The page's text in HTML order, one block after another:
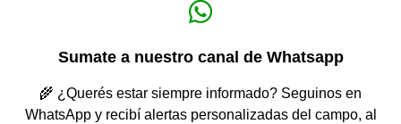
Sumate a nuestro canal de Whatsapp
🌾 ¿Querés estar siempre informado? Seguinos en
WhatsApp y recibí alertas personalizadas del campo, al